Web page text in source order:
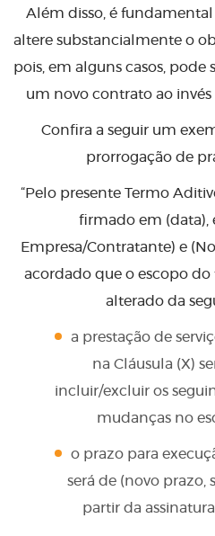
Além disso, é
altere substancialmente o
pois, em alguns casos,
um novo contrato ao
Confira a seguir um
prorrogação de
“Pelo presente Termo
firmado em (data),
Empresa/Contratante) e
acordado que o escopo do
alterado da
a prestação de
na Cláusula (X)
incluir/excluir os
mudanças no
o prazo para
será de (novo prazo,
partir da